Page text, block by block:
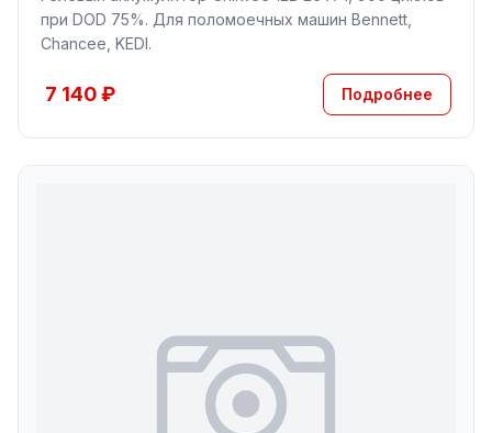
при DOD 75%. Для поломоечных машин Bennett,
Chancee, KEDI.
7 140 ₽ Подробнее